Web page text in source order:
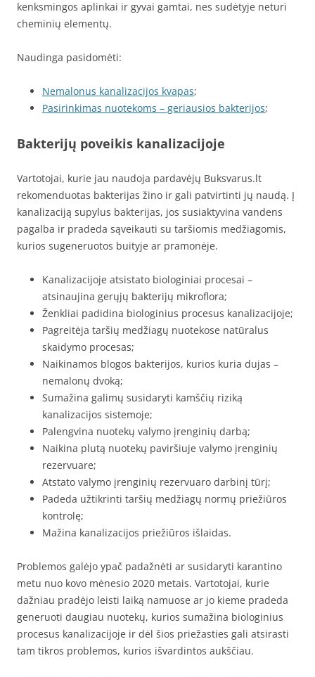
kenksmingos aplinkai ir gyvai gamtai, nes sudėtyje neturi
cheminių elementų.
Naudinga pasidomėti:
Nemalonus kanalizacijos kvapas;
Pasirinkimas nuotekoms – geriausios bakterijos;
Bakterijų poveikis kanalizacijoje
Vartotojai, kurie jau naudoja pardavėjų Buksvarus.lt
rekomenduotas bakterijas žino ir gali patvirtinti jų naudą. Į
kanalizaciją supylus bakterijas, jos susiaktyvina vandens
pagalba ir pradeda sąveikauti su taršiomis medžiagomis,
kurios sugeneruotos buityje ar pramonėje.
Kanalizacijoje atsistato biologiniai procesai –
atsinaujina gerųjų bakterijų mikroflora;
Ženkliai padidina biologinius procesus kanalizacijoje;
Pagreitėja taršių medžiagų nuotekose natūralus
skaidymo procesas;
Naikinamos blogos bakterijos, kurios kuria dujas –
nemalonų dvoką;
Sumažina galimų susidaryti kamščių riziką
kanalizacijos sistemoje;
Palengvina nuotekų valymo įrenginių darbą;
Naikina plutą nuotekų paviršiuje valymo įrenginių
rezervuare;
Atstato valymo įrenginių rezervuaro darbinį tūrį;
Padeda užtikrinti taršių medžiagų normų priežiūros
kontrolę;
Mažina kanalizacijos priežiūros išlaidas.
Problemos galėjo ypač padažnėti ar susidaryti karantino
metu nuo kovo mėnesio 2020 metais. Vartotojai, kurie
dažniau pradėjo leisti laiką namuose ar jo kieme pradeda
generuoti daugiau nuotekų, kurios sumažina biologinius
procesus kanalizacijoje ir dėl šios priežasties gali atsirasti
tam tikros problemos, kurios išvardintos aukščiau.